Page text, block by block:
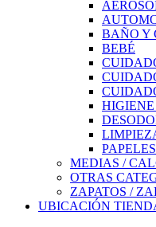
BAÑO Y
BEBÉ
PAPELES
MEDIAS /
OTRAS
ZAPATOS /
UBICACIÓN